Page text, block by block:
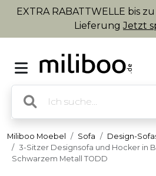
EXTRA RABATTWELLE bis
LieferungJetzt
Miliboo Moebel Sofa
Design-
3-Sitzer Designsofa und Hocker in
Schwarzem Metall TODD